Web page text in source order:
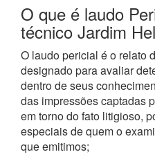
O que é laudo
técnico Jardim
O laudo pericial é o relato
designado para avaliar
dentro de seus
das impressões captadas
em torno do fato litigioso,
especiais de quem o
que emitimos;